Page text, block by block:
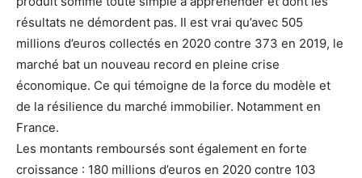
résultats ne démordent pas. Il est vrai qu’avec 505
millions d’euros collectés en 2020 contre 373 en 2019, le
marché bat un nouveau record en pleine crise
économique. Ce qui témoigne de la force du modèle et
de la résilience du marché immobilier. Notamment en
France.
Les montants remboursés sont également en forte
croissance : 180 millions d’euros en 2020 contre 103